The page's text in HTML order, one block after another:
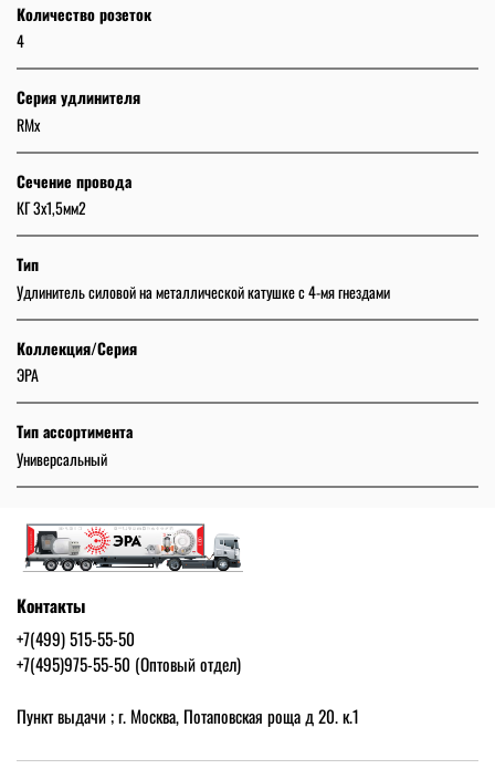
Количество розеток
4
Серия удлинителя
RMx
Сечение провода
КГ 3x1,5мм2
Тип
Удлинитель силовой на металлической катушке с 4-мя гнездами
Коллекция/Серия
ЭРА
Тип ассортимента
Универсальный
Контакты
+7(499) 515-55-50
+7(495)975-55-50 (Оптовый отдел)
Пункт выдачи ; г. Москва, Потаповская роща д 20. к.1